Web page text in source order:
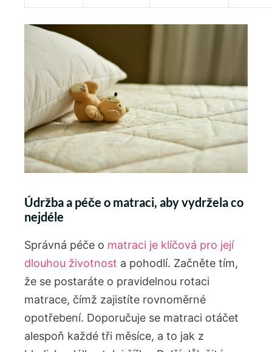
Údržba a péče o matraci, aby vydržela co
nejdéle
Správná péče o matraci je klíčová pro její
dlouhou životnost a pohodlí. Začněte tím,
že se postaráte o pravidelnou rotaci
matrace, čímž zajistíte rovnoměrné
opotřebení. Doporučuje se matraci otáčet
alespoň každé tři měsíce, a to jak z